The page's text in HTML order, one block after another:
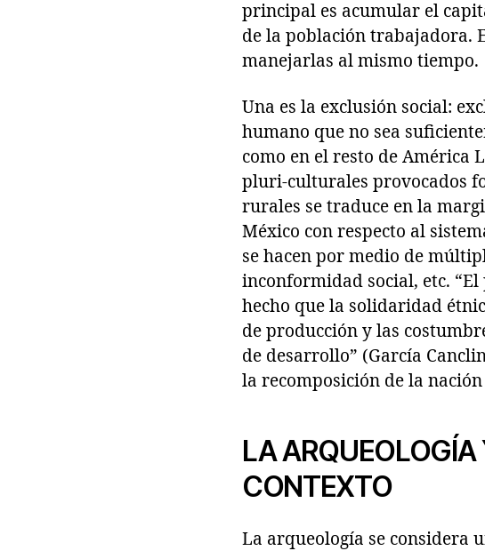
principal es acumular el
de la población trabajadora.
manejarlas al mismo tiempo.
Una es la exclusión social:
humano que no sea
como en el resto de América
pluri-culturales provocados
rurales se traduce en la
México con respecto al
se hacen por medio de
inconformidad social, etc.
hecho que la solidaridad
de producción y las
de desarrollo” (García
la recomposición de la
LA ARQUEOLOGÍA
CONTEXTO
La arqueología se considera